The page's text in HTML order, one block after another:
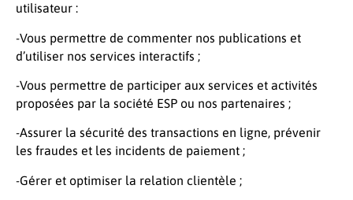
utilisateur :
-Vous permettre de commenter nos publications et
d’utiliser nos services interactifs ;
-Vous permettre de participer aux services et activités
proposées par la société ESP ou nos partenaires ;
-Assurer la sécurité des transactions en ligne, prévenir
les fraudes et les incidents de paiement ;
-Gérer et optimiser la relation clientèle ;